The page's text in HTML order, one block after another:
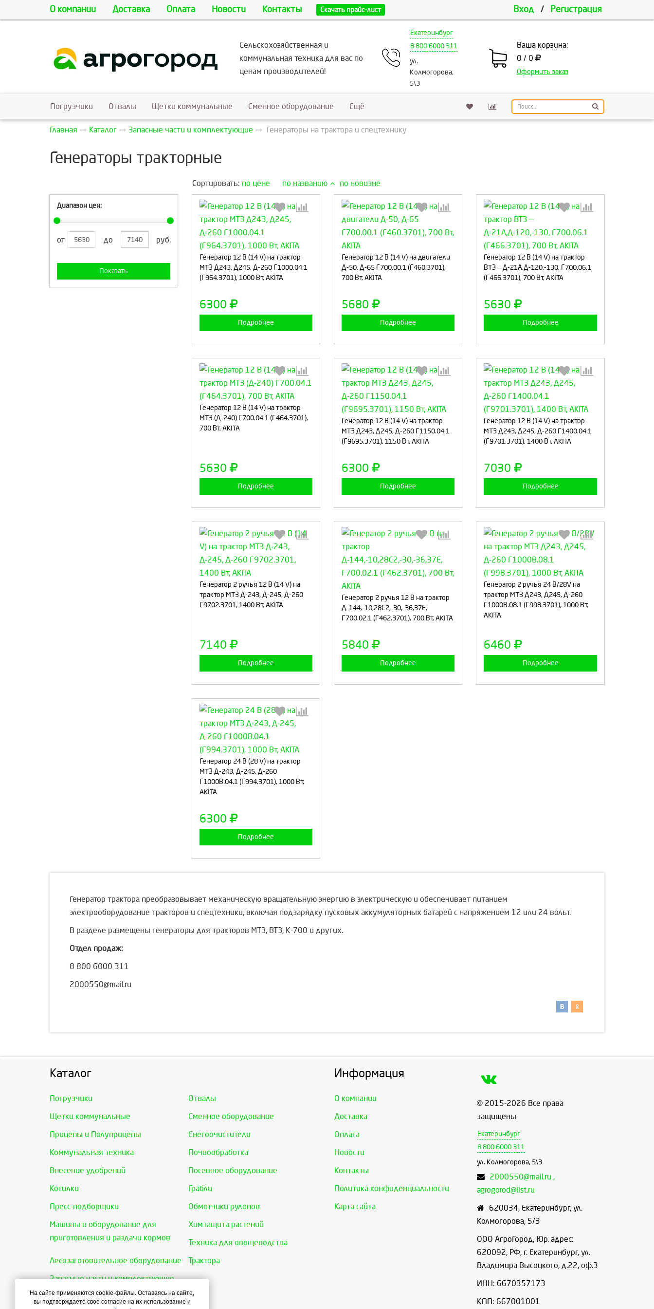
О компании Доставка Оплата Новости Контакты Скачать прайс-лист Вход / Регистрация
Сельскохозяйственная и
коммунальная техника для вас по
ценам производителей!
Екатеринбург
8 800 6000 311
ул.
Колмогорова,
5\3
Ваша корзина:
0 / 0
Оформить заказ
Погрузчики Отвалы Щетки коммунальные Сменное оборудование Ещё
Главная Каталог Запасные части и комплектующие Генераторы на трактора и спецтехнику
Генераторы тракторные
Сортировать: по цене по названию по новизне
Диапазон цен:
от до руб.
Показать
Генератор 12 В (14 V) на трактор
МТЗ Д243, Д245, Д-260 Г1000.04.1
(Г964.3701), 1000 Вт, AKITA
6300
Подробнее
Выберите количество:
Генератор 12 В (14 V) на двигатели
Д-50, Д-65 Г700.00.1 (Г460.3701),
700 Вт, AKITA
5680
Подробнее
Выберите количество:
Генератор 12 В (14 V) на трактор
ВТЗ — Д-21А,Д-120,-130, Г700.06.1
(Г466.3701), 700 Вт, AKITA
5630
Подробнее
Выберите количество:
Генератор 12 В (14 V) на трактор
МТЗ (Д-240) Г700.04.1 (Г464.3701),
700 Вт, AKITA
5630
Подробнее
Выберите количество:
Генератор 12 В (14 V) на трактор
МТЗ Д243, Д245, Д-260 Г1150.04.1
(Г9695.3701), 1150 Вт, AKITA
6300
Подробнее
Выберите количество:
Генератор 12 В (14 V) на трактор
МТЗ Д243, Д245, Д-260 Г1400.04.1
(Г9701.3701), 1400 Вт, AKITA
7030
Подробнее
Выберите количество:
Генератор 2 ручья 12 В (14 V) на
трактор МТЗ Д-243, Д-245, Д-260
Г9702.3701, 1400 Вт, AKITA
7140
Подробнее
Выберите количество:
Генератор 2 ручья 12 В на трактор
Д-144,-10,28С2,-30,-36,37Е,
Г700.02.1 (Г462.3701), 700 Вт, AKITA
5840
Подробнее
Выберите количество:
Продолжить Отмена
Генератор 2 ручья 24 В/28V на
трактор МТЗ Д243, Д245, Д-260
Г1000В.08.1 (Г998.3701), 1000 Вт,
AKITA
6460
Подробнее
Выберите количество:
Генератор 24 В (28 V) на трактор
МТЗ Д-243, Д-245, Д-260
Г1000В.04.1 (Г994.3701), 1000 Вт,
AKITA
6300
Подробнее
Выберите количество:
Генератор трактора преобразовывает механическую вращательную энергию в электрическую и обеспечивает питанием
электрооборудование тракторов и спецтехники, включая подзарядку пусковых аккумуляторных батарей с напряжением 12 или 24 вольт.
В разделе размещены генераторы для тракторов МТЗ, ВТЗ, К-700 и других.
Отдел продаж:
8 800 6000 311
2000550@mail.ru
Каталог
Погрузчики Отвалы
Щетки коммунальные Сменное оборудование
Прицепы и Полуприцепы Снегоочистители
Коммунальная техника Почвообработка
Внесение удобрений Посевное оборудование
Косилки Грабли
Пресс-подборщики Обмотчики рулонов
Машины и оборудование для
приготовления и раздачи кормов
Химзащита растений
Техника для овощеводства
Лесозаготовительное оборудование Трактора
Запасные части и комплектующие
Информация
О компании
Доставка
Оплата
Новости
Контакты
Политика конфиденциальности
Карта сайта
© 2015-2026 Все права
защищены
Екатеринбург
8 800 6000 311
ул. Колмогорова, 5\3
2000550@mail.ru ,
agrogorod@list.ru
620034, Екатеринбург, ул.
Колмогорова, 5/3
ООО АгроГород, Юр. адрес:
620092, РФ, г. Екатеринбург, ул.
Владимира Высоцкого, д.22, оф.3
ИНН: 6670357173
КПП: 667001001
На сайте применяются cookie-файлы. Оставаясь на сайте,
вы подтверждаете свое согласие на их использование и